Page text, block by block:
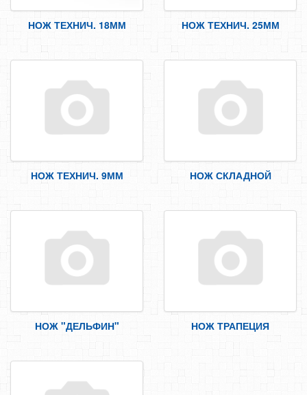
КРОВЕЛЬНАЯ НАСАДКА
ЩЕТКИ МЕТАЛИЧЕСКИЕ
СТОЛЯРНО-СЛЕСАРНЫЙ ИНСТРУМЕНТ
СТЕПЛЕР МЕБЕЛЬНЫЙ
ПИСТОЛЕТЫ ДЛЯ ГЕРМЕТИКА И ПЕНЫ
АВТОИНСТРУМЕНТ
МЕТЧИКИ И ПЛАШКИ
ЛЕЗВИЯ ДЛЯ НОЖА
ЗАКЛЕПОЧНИК
БИТЫ
КОРОНКИ, ХВОСТОВИК, ДЕРЖАВКИ
КРУГ ОТРЕЗНОЙ
НОЖ ТЕХНИЧ. 18ММ НОЖ ТЕХНИЧ. 25ММ
НОЖ ТЕХНИЧ. 9ММ НОЖ СКЛАДНОЙ
НОЖ "ДЕЛЬФИН" НОЖ ТРАПЕЦИЯ